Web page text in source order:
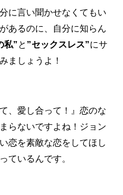
に言い聞かせなくてもい
あるのに、自分に知らん
私” と ”セックスレス”にサ
ましょうよ！
、愛し合って！』恋のな
らないですよね！ジョン
恋を素敵な恋をしてほし
ているんです。